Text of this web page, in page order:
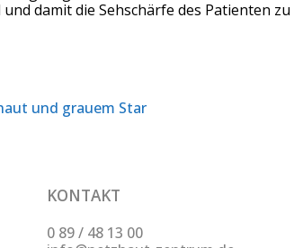
damit die Sehschärfe des Patienten zu
und grauem Star
KONTAKT
0 89 / 48 13 00